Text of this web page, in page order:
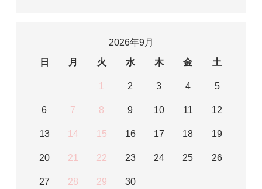
2026年9月
日
月 火 水 木 金 土
1 2 3 4 5
6 7 8 9 10 11 12
13 14 15 16 17 18 19
20 21 22 23 24 25 26
27 28 29 30